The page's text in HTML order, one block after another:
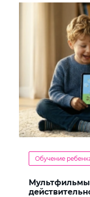
Обучение